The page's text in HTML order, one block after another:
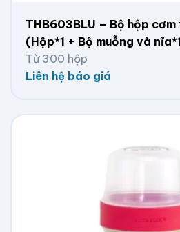
THB603BLU – Bộ hộp
(Hộp*1 + Bộ muỗng và
Từ 300 hộp
Liên hệ báo giá